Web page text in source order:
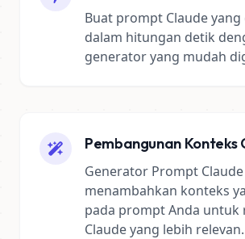
Buat prompt Claude
dalam hitungan detik
generator yang mudah
Pembangunan Konteks
Generator Prompt
menambahkan konteks
pada prompt Anda untuk
Claude yang lebih relevan.